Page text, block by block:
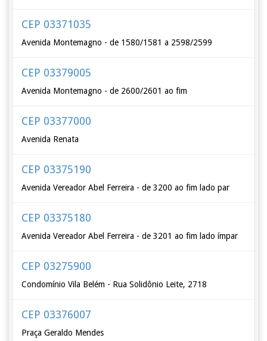
CEP 03371035
Avenida Montemagno - de 1580/1581 a 2598/2599
CEP 03379005
Avenida Montemagno - de 2600/2601 ao fim
CEP 03377000
Avenida Renata
CEP 03375190
Avenida Vereador Abel Ferreira - de 3200 ao fim lado par
CEP 03375180
Avenida Vereador Abel Ferreira - de 3201 ao fim lado ímpar
CEP 03275900
Condomínio Vila Belém - Rua Solidônio Leite, 2718
CEP 03376007
Praça Geraldo Mendes